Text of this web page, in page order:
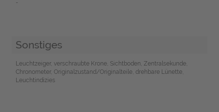
-
Sonstiges
Leuchtzeiger, verschraubte Krone, Sichtboden, Zentralsekunde,
Chronometer, Originalzustand/Originalteile, drehbare Lünette,
Leuchtindizies